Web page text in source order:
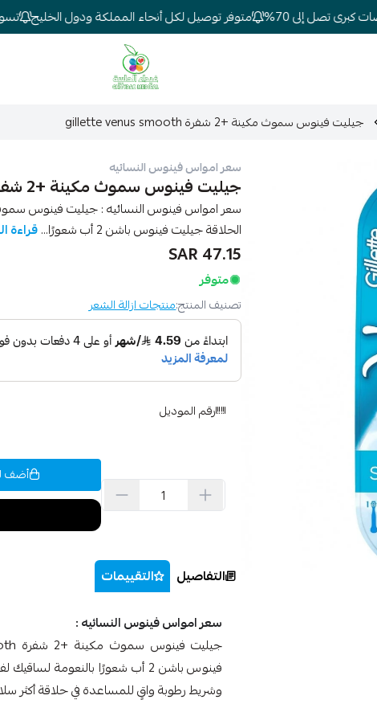
تصل إلى 70% متوفر توصيل لكل أنحاء المملكة ودول الخليج تسوق
شركة غيداء المتطورة الطبية
جيليت فينوس سموث مكينة +2 شفرة gillette venus smooth
سعر امواس فينوس النسائيه
جيليت فينوس سموث مكينة +2 شفرة gillette venus smooth
الحلاقة جيليت فينوس باشن 2 أب شعورًا...
قراءة
47.15 SAR
متوفر
تصنيف المنتج:منتجات ازالة الشعر
رقم الموديل
أضف
التفاصيل التقييمات
سعر امواس فينوس النسائيه :
فينوس باشن 2 أب شعورًا بالنعومة
وشريط رطوبة واقٍ للمساعدة في حلاقة أكثر